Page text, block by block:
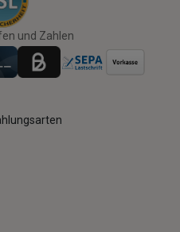
und Zahlen